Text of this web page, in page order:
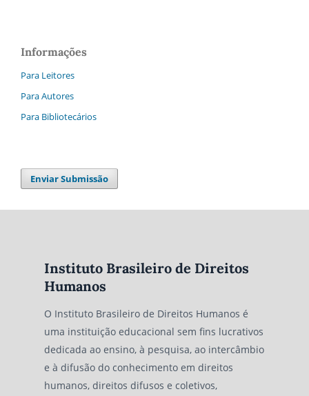
Informações
Para Leitores
Para Autores
Para Bibliotecários
Enviar Submissão
Instituto Brasileiro de Direitos
Humanos
O Instituto Brasileiro de Direitos Humanos é
uma instituição educacional sem fins lucrativos
dedicada ao ensino, à pesquisa, ao intercâmbio
e à difusão do conhecimento em direitos
humanos, direitos difusos e coletivos,